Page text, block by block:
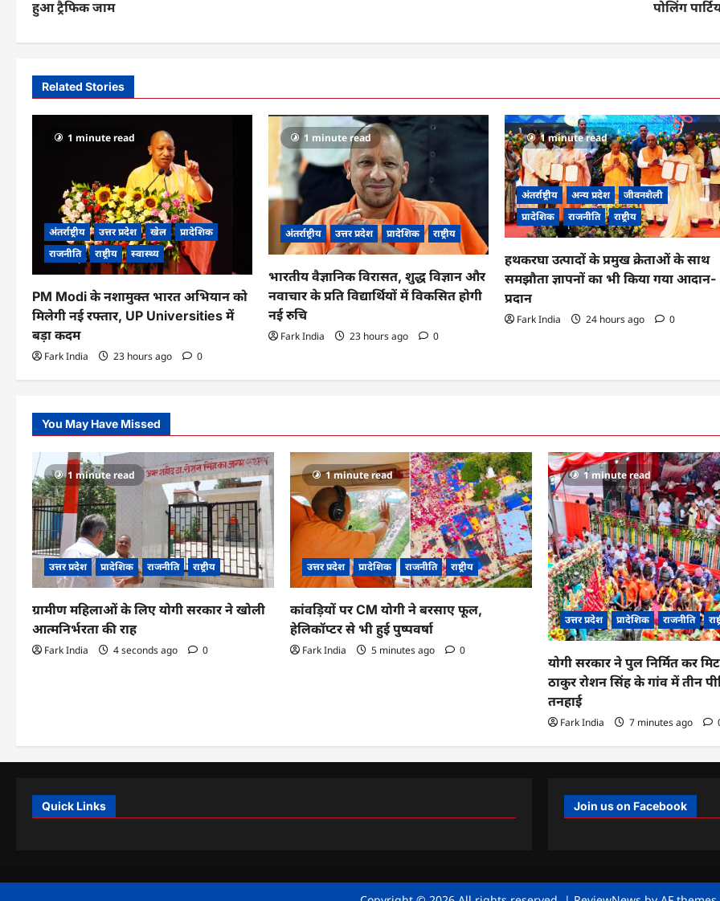
s
n
a
o
n
हुआ ट्रैफिक जाम
पोलिंग
Related Stories
1 minute read
अंतर्राष्ट्रीय उत्तर प्रदेश खेल
प्रादेशिक
राजनीति
राष्ट्रीय स्वास्थ्य
PM Modi के नशामुक्त भारत अभियान को
मिलेगी नई रफ्तार, UP Universities में
बड़ा कदम
Fark India 23 hours ago 0
1 minute read
अंतर्राष्ट्रीय उत्तर प्रदेश प्रादेशिक राष्ट्रीय
भारतीय वैज्ञानिक विरासत, शुद्ध विज्ञान और
नवाचार के प्रति विद्यार्थियों में विकसित होगी
नई रुचि
Fark India 23 hours ago 0
1 minute read
अंतर्राष्ट्रीय अन्य प्रदेश
जीवनशैली
प्रादेशिक
राजनीति राष्ट्रीय
हथकरघा उत्पादों के प्रमुख क्रेताओं के साथ
समझौता ज्ञापनों का भी किया गया आदान-
प्रदान
Fark India 24 hours ago 0
You May Have Missed
1 minute read
उत्तर प्रदेश प्रादेशिक राजनीति राष्ट्रीय
ग्रामीण महिलाओं के लिए योगी सरकार ने खोली
आत्मनिर्भरता की राह
Fark India 4 seconds ago 0
1 minute read
उत्तर प्रदेश प्रादेशिक राजनीति राष्ट्रीय
कांवड़ियों पर CM योगी ने बरसाए फूल,
हेलिकॉप्टर से भी हुई पुष्पवर्षा
Fark India 5 minutes ago 0
1 minute read
उत्तर प्रदेश प्रादेशिक राजनीति
योगी सरकार ने पुल निर्मित कर
ठाकुर रोशन सिंह के गांव में तीन
तनहाई
Fark India 7 minutes ago
Quick Links Join us on Facebook